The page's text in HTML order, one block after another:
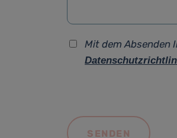
Mit dem Absenden